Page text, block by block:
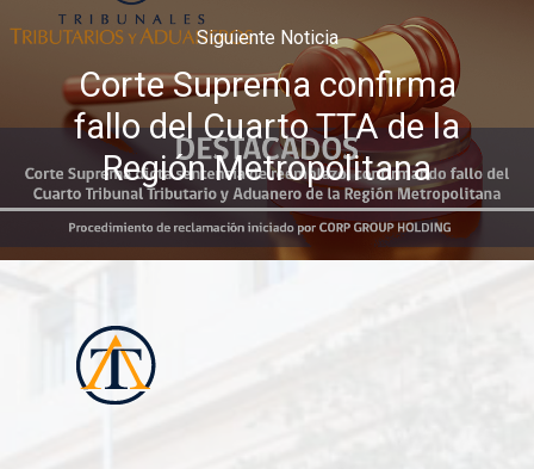
Siguiente Noticia
Corte Suprema confirma
fallo del Cuarto TTA de la
Región Metropolitana